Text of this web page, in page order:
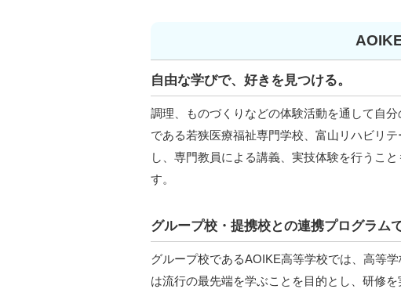
自由な学びで、好きを見つける。
調理、ものづくりなどの体験活動を通して自
である若狭医療福祉専門学校、富山リハビリ
し、専門教員による講義、実技体験を行うこ
す。
グループ校・提携校との連携プログラム
グループ校であるAOIKE高等学校では、高等
は流行の最先端を学ぶことを目的とし、研修